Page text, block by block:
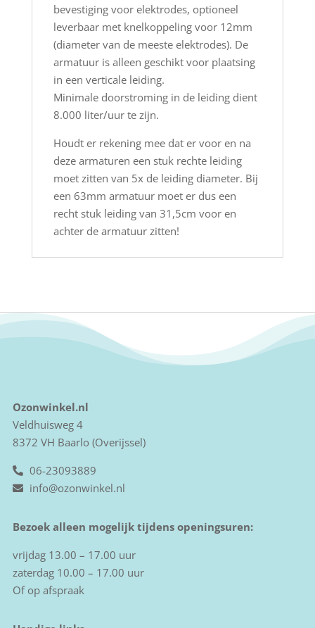
bevestiging voor elektrodes, optioneel
leverbaar met knelkoppeling voor 12mm
(diameter van de meeste elektrodes). De
armatuur is alleen geschikt voor plaatsing
in een verticale leiding.
Minimale doorstroming in de leiding dient
8.000 liter/uur te zijn.
Houdt er rekening mee dat er voor en na
deze armaturen een stuk rechte leiding
moet zitten van 5x de leiding diameter. Bij
een 63mm armatuur moet er dus een
recht stuk leiding van 31,5cm voor en
achter de armatuur zitten!
Ozonwinkel.nl
Veldhuisweg 4
8372 VH Baarlo (Overijssel)
06-23093889
info@ozonwinkel.nl
Bezoek alleen mogelijk tijdens openingsuren:
vrijdag 13.00 – 17.00 uur
zaterdag 10.00 – 17.00 uur
Of op afspraak